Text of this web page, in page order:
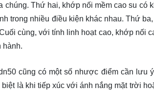
chúng. Thứ hai, khớp nối mềm cao su có
trong nhiều điều kiện khác nhau. Thứ
cùng, với tính linh hoạt cao, khớp nối
hành.
cũng có một số nhược điểm cần lưu
là khi tiếp xúc với ánh nắng mặt trời